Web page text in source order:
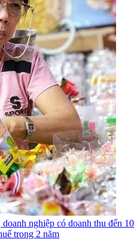
nghiệp có doanh thu đến 10
trong 2 năm